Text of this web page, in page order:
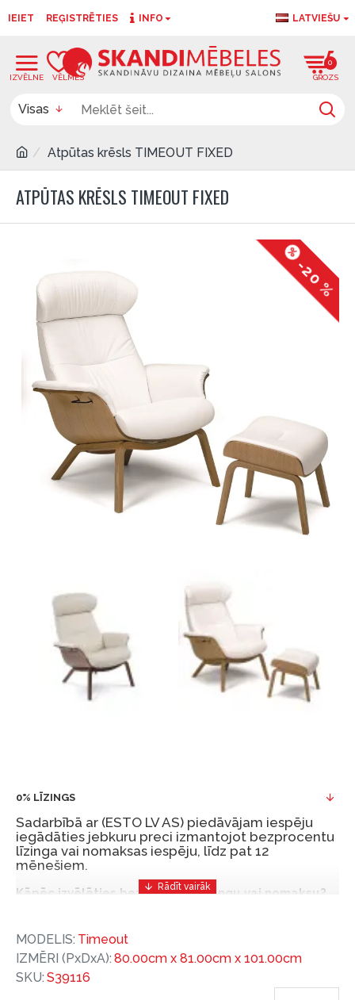
IEIET REĢISTRĒTIES INFO LATVIEŠU
0
Visas
Atpūtas krēsls TIMEOUT FIXED
ATPŪTAS KRĒSLS TIMEOUT FIXED
-20 %
0% LĪZINGS
Sadarbībā ar (ESTO LV AS) piedāvājam iespēju
iegādāties jebkuru preci izmantojot bezprocentu
līzinga vai nomaksas iespēju, līdz pat 12
mēnešiem.
Kāpēc izvēlēties bezprocentu līzingu vai nomaksu?
un izdevīgs finansēšanas risinājums, lai iegādātos
vajadzīgās preces tulīt, bet par tām norēķinoties
vēlāk.
MODELIS: Timeout
IZMĒRI (PxDxA): 80.00cm x 81.00cm x 101.00cm
SKU: S39116